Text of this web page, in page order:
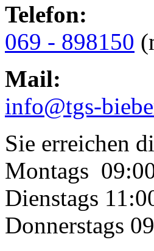
Telefon:
069 - 898150
Mail:
info@tgs-
Sie erreichen
Montags
Dienstags
Donnerstags